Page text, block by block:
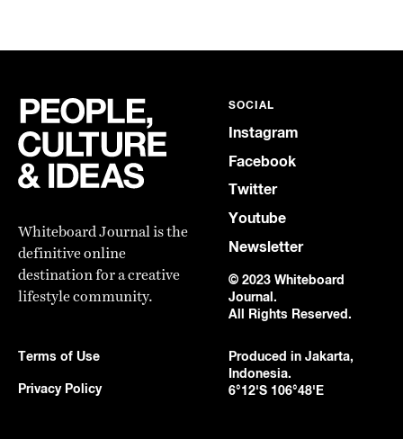
Whiteboard Journal is the
definitive online
destination for a creative
lifestyle community.
SOCIAL
Instagram
Facebook
Twitter
Youtube
Newsletter
© 2023 Whiteboard
Journal.
All Rights Reserved.
Terms of Use
Privacy Policy
Produced in Jakarta,
Indonesia.
6°12'S 106°48'E